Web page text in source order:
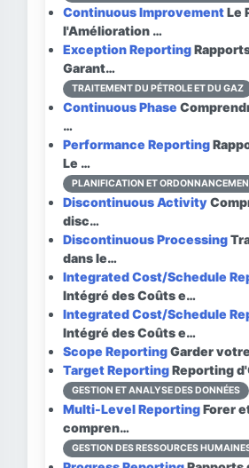
Continuous ImprovementLe
l'Amélioration …
Exception Reporting
Garant…
TRAITEMENT DU PÉTROLE ET DU GAZ
Continuous Phase
…
Performance Reporting
Le …
PLANIFICATION ET
Discontinuous Activity
disc…
Discontinuous Processing
dans le…
Integrated Cost/Schedule
Intégré des Coûts e…
Integrated Cost/Schedule
Intégré des Coûts e…
Scope ReportingGarder
Target ReportingReporting
GESTION ET ANALYSE DES DONNÉES
Multi-Level ReportingForer
compren…
GESTION DES RESSOURCES